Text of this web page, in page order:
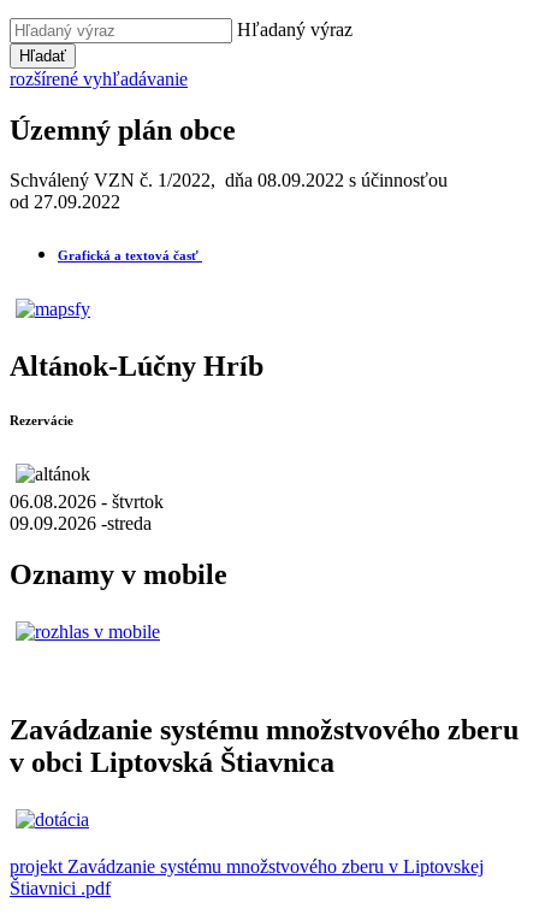
Hľadaný výraz
Hľadať
rozšírené vyhľadávanie
Územný plán obce
Schválený VZN č. 1/2022, dňa 08.09.2022 s účinnosťou
od 27.09.2022
Grafická a textová časť
Altánok-Lúčny Hríb
Rezervácie
06.08.2026 - štvrtok
09.09.2026 -streda
Oznamy v mobile
Zavádzanie systému množstvového zberu
v obci Liptovská Štiavnica
projekt Zavádzanie systému množstvového zberu v Liptovskej
Štiavnici .pdf